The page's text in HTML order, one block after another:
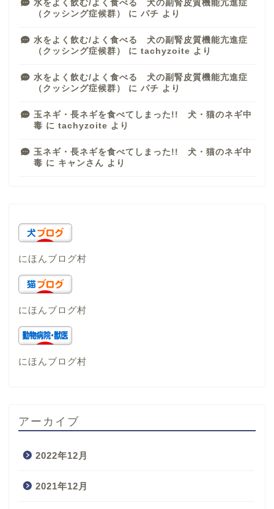
水をよく飲む/よく食べる 犬の副腎皮質機能亢進症
（クッシング症候群）
に パチ より
水をよく飲む/よく食べる 犬の副腎皮質機能亢進症
（クッシング症候群）
に tachyzoite より
水をよく飲む/よく食べる 犬の副腎皮質機能亢進症
（クッシング症候群）
に パチ より
玉ネギ・長ネギを食べてしまった!! 犬・猫のネギ中
毒 に tachyzoite より
玉ネギ・長ネギを食べてしまった!! 犬・猫のネギ中
毒 に キャンさん より
にほんブログ村
にほんブログ村
にほんブログ村
アーカイブ
2022年12月
2021年12月